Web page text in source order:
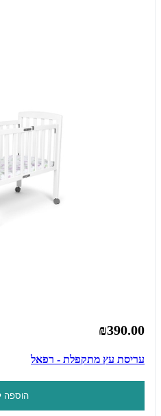
₪390.00
עריסת עץ מתקפלת - רפאל
הוספה